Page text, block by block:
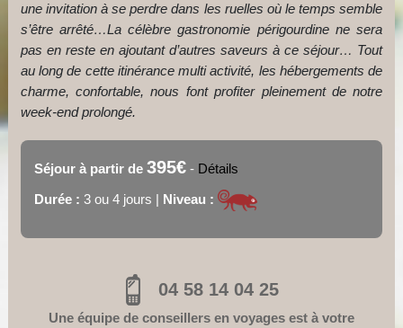
une invitation à se perdre dans les ruelles où le temps semble
s’être arrêté…La célèbre gastronomie périgourdine ne sera
pas en reste en ajoutant d’autres saveurs à ce séjour… Tout
au long de cette itinérance multi activité, les hébergements de
charme, confortable, nous font profiter pleinement de notre
week-end prolongé.
Séjour à partir de 395€- Détails
Durée : 3 ou 4 jours | Niveau :
04 58 14 04 25
Une équipe de conseillers en voyages est à votre